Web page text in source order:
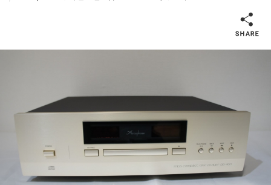
検索
プリアンプ
パワーアンプ
CDプレーヤー・レシーバー